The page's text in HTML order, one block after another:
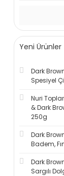
Yeni Ürünler
Dark
Spesiyel
Nuri
& Dark
250g
Dark
Badem,
Dark
Sargılı